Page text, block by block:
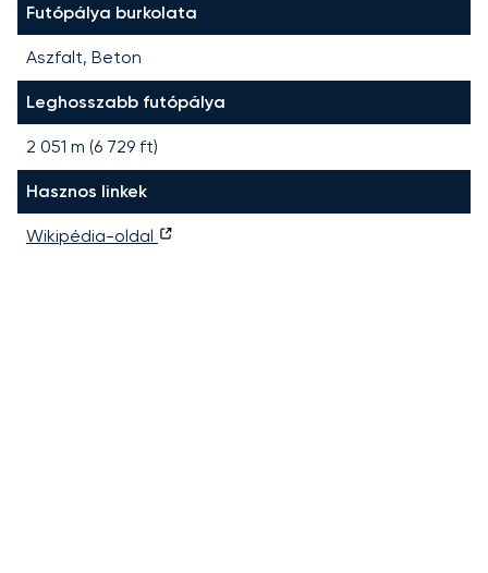
Futópálya burkolata
Aszfalt, Beton
Leghosszabb futópálya
2 051 m (6 729 ft)
Hasznos linkek
Wikipédia-oldal